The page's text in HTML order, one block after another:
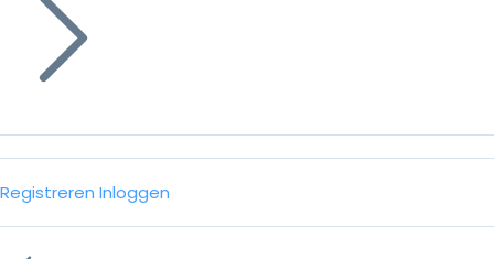
Registreren Inloggen